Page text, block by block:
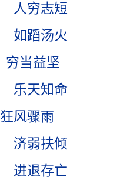
人穷志短
如蹈汤火
穷当益坚
乐天知命
狂风骤雨
济弱扶倾
进退存亡